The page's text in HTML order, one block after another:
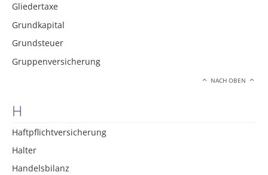
Gliedertaxe
Grundkapital
Grundsteuer
Gruppenversicherung
NACH OBEN
H
Haftpflichtversicherung
Halter
Handelsbilanz